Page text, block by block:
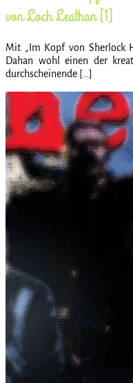
von Loch Leathan [1]
Mit „Im Kopf von Sherlock
Dahan wohl einen der
durchscheinende […]